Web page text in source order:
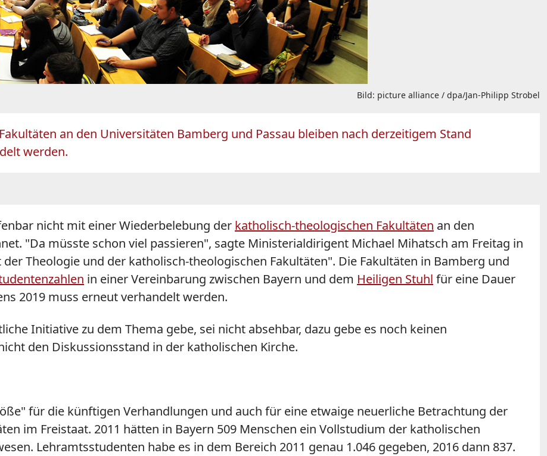
Bild: picture alliance / dpa/Jan-Philipp Strobel
an den Universitäten Bamberg und Passau bleiben nach derzeitigem Stand
werden.
nicht mit einer Wiederbelebung der katholisch-theologischen Fakultäten an den
"Da müsste schon viel passieren", sagte Ministerialdirigent Michael Mihatsch am Freitag in
Theologie und der katholisch-theologischen Fakultäten". Die Fakultäten in Bamberg und
in einer Vereinbarung zwischen Bayern und dem Heiligen Stuhl für eine Dauer
2019 muss erneut verhandelt werden.
Initiative zu dem Thema gebe, sei nicht absehbar, dazu gebe es noch keinen
den Diskussionsstand in der katholischen Kirche.
für die künftigen Verhandlungen und auch für eine etwaige neuerliche Betrachtung der
im Freistaat. 2011 hätten in Bayern 509 Menschen ein Vollstudium der katholischen
Lehramtsstudenten habe es in dem Bereich 2011 genau 1.046 gegeben, 2016 dann 837.